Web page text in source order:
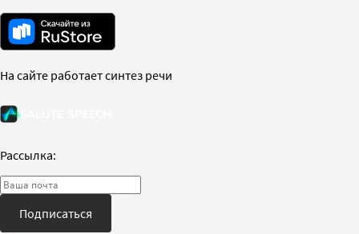
На сайте работает синтез речи
Рассылка:
Подписаться